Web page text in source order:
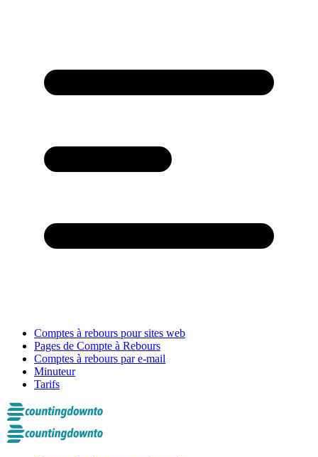
Comptes à rebours pour sites web
Pages de Compte à Rebours
Comptes à rebours par e-mail
Minuteur
Tarifs